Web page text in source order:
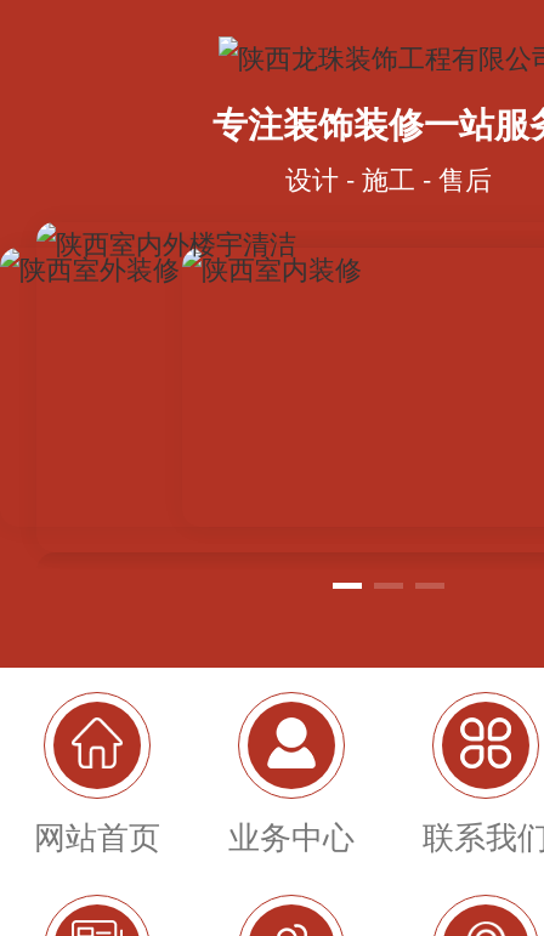
专注装饰装修一站服
设计 - 施工 - 售后
网站首页 业务中心 联系我